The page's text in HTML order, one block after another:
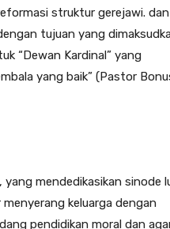
struktur gerejawi. dan
tujuan yang
“Dewan Kardinal” yang
yang baik” (Pastor
mendedikasikan sinode
keluarga dengan
pendidikan moral dan